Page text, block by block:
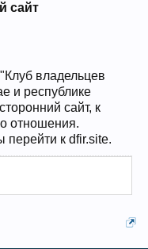
от
4 .5.6 .7.8.9.10.11
22 .23.24.
2026 года, 11
сайт
владельцев
и республике
сайт, к
отношения.
перейти к dfir.site.